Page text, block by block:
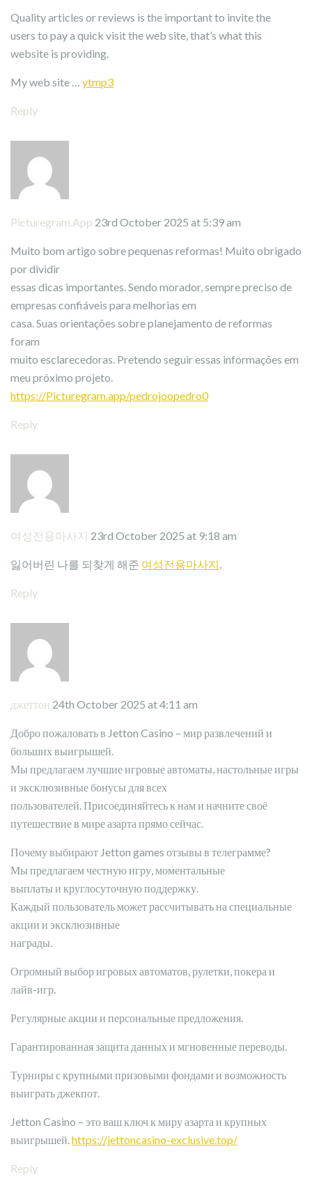
Quality articles or reviews is the important to invite the
users to pay a quick visit the web site, that’s what this
website is providing.
My web site … ytmp3
Reply
Picturegram.App 23rd October 2025 at 5:39 am
Muito bom artigo sobre pequenas reformas! Muito obrigado
por dividir
essas dicas importantes. Sendo morador, sempre preciso de
empresas confiáveis para melhorias em
casa. Suas orientações sobre planejamento de reformas
foram
muito esclarecedoras. Pretendo seguir essas informações em
meu próximo projeto.
https://Picturegram.app/pedrojoopedro0
Reply
여성전용마사지 23rd October 2025 at 9:18 am
잃어버린 나를 되찾게 해준 여성전용마사지
Reply
джеттон 24th October 2025 at 4:11 am
Добро пожаловать в Jetton Casino – мир развлечений и
больших выигрышей.
Мы предлагаем лучшие игровые автоматы, настольные игры
и эксклюзивные бонусы для всех
пользователей. Присоединяйтесь к нам и начните своё
путешествие в мире азарта прямо сейчас.
Почему выбирают Jetton games отзывы в телеграмме?
Мы предлагаем честную игру, моментальные
выплаты и круглосуточную поддержку.
Каждый пользователь может рассчитывать на специальные
акции и эксклюзивные
награды.
Огромный выбор игровых автоматов, рулетки, покера и
лайв-игр.
Регулярные акции и персональные предложения.
Гарантированная защита данных и мгновенные переводы.
Турниры с крупными призовыми фондами и возможность
выиграть джекпот.
Jetton Casino – это ваш ключ к миру азарта и крупных
выигрышей. https://jettoncasino-exclusive.top/
Reply